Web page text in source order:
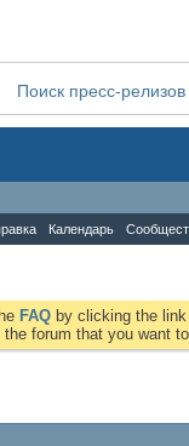
Поиск пресс-релизов
Календарь
FAQ by clicking the
forum that you want